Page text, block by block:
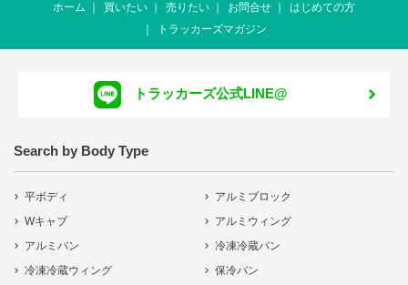
ホーム 買いたい 売りたい お問合せ
はじめての方
トラッカーズマガジン
トラッカーズ公式LINE@
Search by Body Type
平ボディ
アルミブロック
Wキャブ
アルミウィング
アルミバン
冷凍冷蔵バン
冷凍冷蔵ウィング
保冷バン